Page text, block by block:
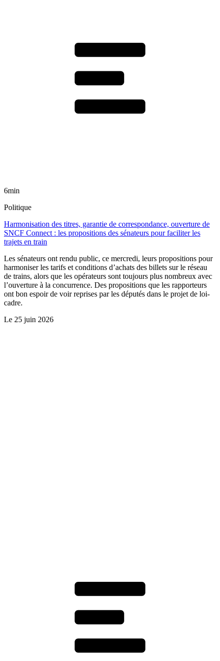
6min
Politique
Harmonisation des titres, garantie de correspondance, ouverture de
SNCF Connect : les propositions des sénateurs pour faciliter les
trajets en train
Les sénateurs ont rendu public, ce mercredi, leurs propositions pour
harmoniser les tarifs et conditions d’achats des billets sur le réseau
de trains, alors que les opérateurs sont toujours plus nombreux avec
l’ouverture à la concurrence. Des propositions que les rapporteurs
ont bon espoir de voir reprises par les députés dans le projet de loi-
cadre.
Le 25 juin 2026